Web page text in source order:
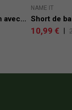
avec...
NAME IT
Short de
10,99 €